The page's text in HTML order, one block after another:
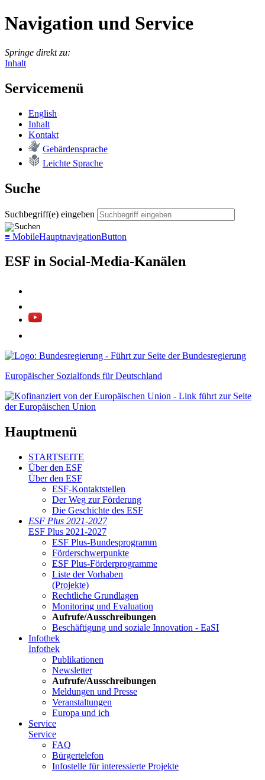
Navigation und Service
Springe direkt zu:
Inhalt
Servicemenü
English
In­halt
Kon­takt
Ge­bär­den­spra­che
Leich­te Spra­che
Suche
Suchbegriff(e) eingeben
≡ MobileHauptnavigationButton
ESF in Social-Media-Kanälen
Europäischer Sozialfonds für Deutschland
Hauptmenü
STARTSEITE
Über den ESF
Über den ESF
ESF-Kon­takt­stel­len
Der Weg zur För­de­rung
Die Ge­schich­te des ESF
ESF Plus 2021-2027
ESF Plus 2021-2027
ESF Plus-Bun­des­pro­gramm
För­der­schwer­punk­te
ESF Plus-För­der­pro­gram­me
Lis­te der Vor­ha­ben
(Pro­jek­te)
Recht­li­che Grund­la­gen
Mo­ni­to­ring und Eva­lua­ti­on
Auf­ru­fe/Aus­schrei­bun­gen
Be­schäf­ti­gung und so­zia­le In­no­va­ti­on - Ea­SI
In­fo­thek
In­fo­thek
Pu­bli­ka­tio­nen
Newslet­ter
Auf­ru­fe/Aus­schrei­bun­gen
Mel­dun­gen und Pres­se
Ver­an­stal­tun­gen
Eu­ro­pa und ich
Ser­vice
Ser­vice
FAQ
Bür­ger­te­le­fon
In­fo­stel­le für in­ter­es­sier­te Pro­jek­te